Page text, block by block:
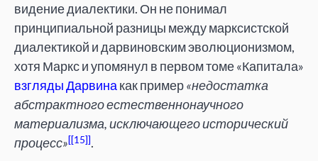
видение диалектики. Он не понимал
принципиальной разницы между марксистской
диалектикой и дарвиновским эволюционизмом,
хотя Маркс и упомянул в первом томе «Капитала»
взгляды Дарвинакак пример«недостатка
абстрактного естественнонаучного
материализма, исключающего исторический
процесс» [15] .